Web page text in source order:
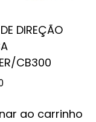
DIREÇÃO
CB300
ao carrinho